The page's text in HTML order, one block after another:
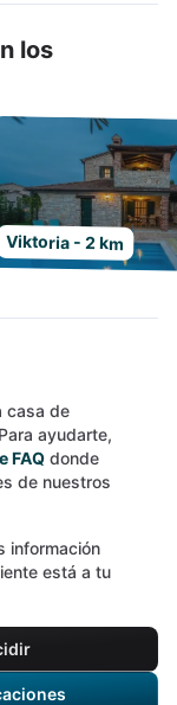
los
Viktoria - 2 km
casa de
ayudarte,
FAQ donde
de nuestros
información
está a tu